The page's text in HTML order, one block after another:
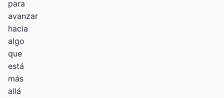
para
avanzar
hacia
algo
que
está
más
allá